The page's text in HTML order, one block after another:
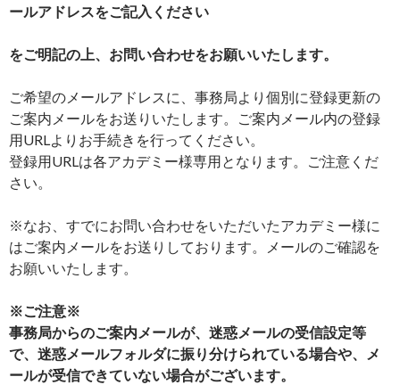
ールアドレスをご記入ください
をご明記の上、お問い合わせをお願いいたします。
ご希望のメールアドレスに、事務局より個別に登録更新の
ご案内メールをお送りいたします。ご案内メール内の登録
用URLよりお手続きを行ってください。
登録用URLは各アカデミー様専用となります。ご注意くだ
さい。
※なお、すでにお問い合わせをいただいたアカデミー様に
はご案内メールをお送りしております。メールのご確認を
お願いいたします。
※ご注意※
事務局からのご案内メールが、迷惑メールの受信設定等
で、迷惑メールフォルダに振り分けられている場合や、メ
ールが受信できていない場合がございます。